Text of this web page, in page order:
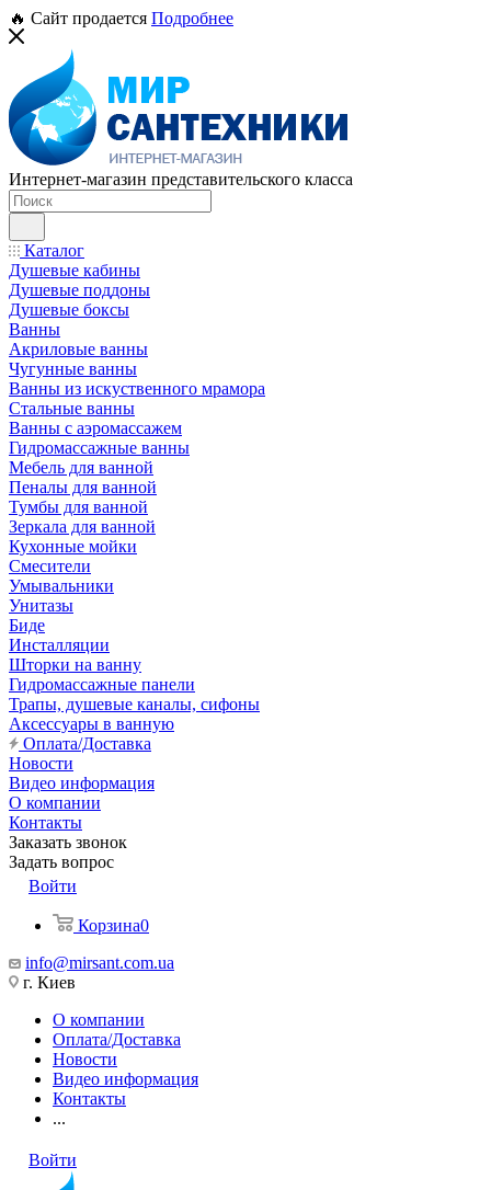
🔥 Сайт продается Подробнее
Интернет-магазин представительского класса
Каталог
Душевые кабины
Душевые поддоны
Душевые боксы
Ванны
Акриловые ванны
Чугунные ванны
Ванны из искуственного мрамора
Стальные ванны
Ванны с аэромассажем
Гидромассажные ванны
Мебель для ванной
Пеналы для ванной
Тумбы для ванной
Зеркала для ванной
Кухонные мойки
Смесители
Умывальники
Унитазы
Биде
Инсталляции
Шторки на ванну
Гидромассажные панели
Трапы, душевые каналы, сифоны
Аксессуары в ванную
Оплата/Доставка
Новости
Видео информация
О компании
Контакты
Заказать звонок
Задать вопрос
Войти
Корзина0
info@mirsant.com.ua
г. Киев
О компании
Оплата/Доставка
Новости
Видео информация
Контакты
...
Войти